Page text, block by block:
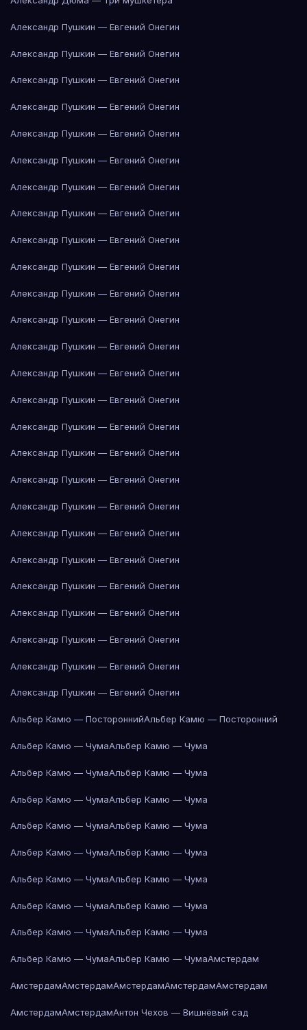
Александр Пушкин — Евгений Онегин
Александр Пушкин — Евгений Онегин
Александр Пушкин — Евгений Онегин
Александр Пушкин — Евгений Онегин
Александр Пушкин — Евгений Онегин
Александр Пушкин — Евгений Онегин
Александр Пушкин — Евгений Онегин
Александр Пушкин — Евгений Онегин
Александр Пушкин — Евгений Онегин
Александр Пушкин — Евгений Онегин
Александр Пушкин — Евгений Онегин
Александр Пушкин — Евгений Онегин
Александр Пушкин — Евгений Онегин
Александр Пушкин — Евгений Онегин
Александр Пушкин — Евгений Онегин
Александр Пушкин — Евгений Онегин
Александр Пушкин — Евгений Онегин
Александр Пушкин — Евгений Онегин
Александр Пушкин — Евгений Онегин
Александр Пушкин — Евгений Онегин
Александр Пушкин — Евгений Онегин
Александр Пушкин — Евгений Онегин
Александр Пушкин — Евгений Онегин
Александр Пушкин — Евгений Онегин
Александр Пушкин — Евгений Онегин
Александр Пушкин — Евгений Онегин
Альбер Камю — ПостороннийАльбер Камю — Посторонний
Альбер Камю — ЧумаАльбер Камю — Чума
Альбер Камю — ЧумаАльбер Камю — Чума
Альбер Камю — ЧумаАльбер Камю — Чума
Альбер Камю — ЧумаАльбер Камю — Чума
Альбер Камю — ЧумаАльбер Камю — Чума
Альбер Камю — ЧумаАльбер Камю — Чума
Альбер Камю — ЧумаАльбер Камю — Чума
Альбер Камю — ЧумаАльбер Камю — Чума
Альбер Камю — ЧумаАльбер Камю — ЧумаАмстердам
АмстердамАмстердамАмстердамАмстердамАмстердам
АмстердамАмстердамАнтон Чехов — Вишнёвый сад